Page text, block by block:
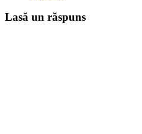
Lasă un răspuns